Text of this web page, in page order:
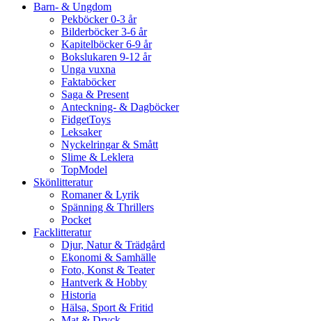
Barn- & Ungdom
Pekböcker 0-3 år
Bilderböcker 3-6 år
Kapitelböcker 6-9 år
Bokslukaren 9-12 år
Unga vuxna
Faktaböcker
Saga & Present
Anteckning- & Dagböcker
FidgetToys
Leksaker
Nyckelringar & Smått
Slime & Leklera
TopModel
Skönlitteratur
Romaner & Lyrik
Spänning & Thrillers
Pocket
Facklitteratur
Djur, Natur & Trädgård
Ekonomi & Samhälle
Foto, Konst & Teater
Hantverk & Hobby
Historia
Hälsa, Sport & Fritid